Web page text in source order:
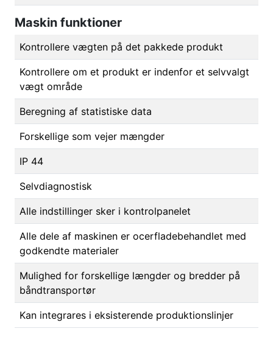
Maskin funktioner
Kontrollere vægten på det pakkede produkt
Kontrollere om et produkt er indenfor et selvvalgt
vægt område
Beregning af statistiske data
Forskellige som vejer mængder
IP 44
Selvdiagnostisk
Alle indstillinger sker i kontrolpanelet
Alle dele af maskinen er ocerfladebehandlet med
godkendte materialer
Mulighed for forskellige længder og bredder på
båndtransportør
Kan integrares i eksisterende produktionslinjer